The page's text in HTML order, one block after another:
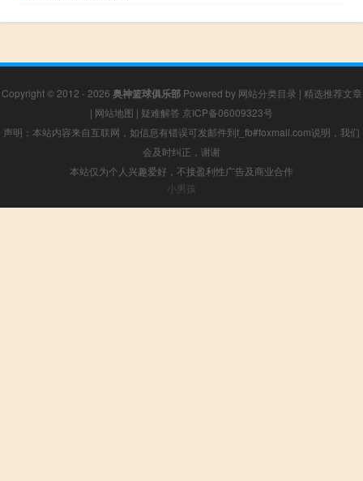
Copyright © 2012 - 2026 奥神篮球俱乐部Powered by 网站分类目录 | 精选推荐文章
| 网站地图 | 疑难解答 京ICP备06009323号
声明：本站内容来自互联网，如信息有错误可发邮件到f_fb#foxmail.com说明，我们
会及时纠正，谢谢
本站仅为个人兴趣爱好，不接盈利性广告及商业合作
小男孩